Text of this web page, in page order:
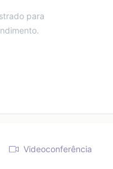
para
Videoconferência